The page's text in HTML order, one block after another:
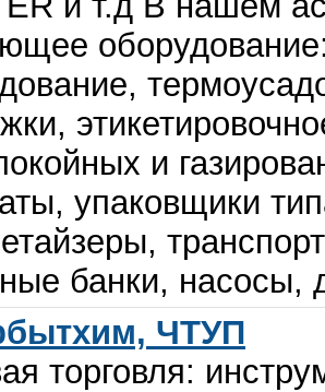
и
упаковщики
банки, насосы,
ЧТУП
торговля: